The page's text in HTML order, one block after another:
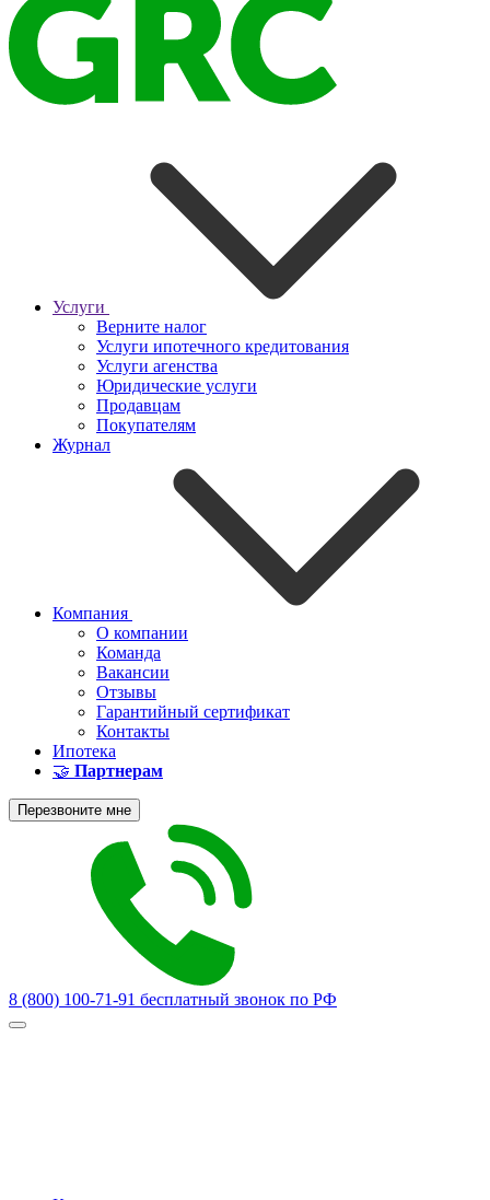
Услуги
Верните налог
Услуги ипотечного кредитования
Услуги агенства
Юридические услуги
Продавцам
Покупателям
Журнал
Компания
О компании
Команда
Вакансии
Отзывы
Гарантийный сертификат
Контакты
Ипотека
🤝 Партнерам
Перезвоните мне
8 (800) 100-71-91 бесплатный звонок по РФ